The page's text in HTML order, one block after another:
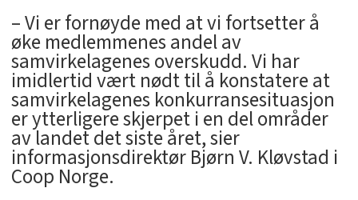
– Vi er fornøyde med at vi fortsetter å
øke medlemmenes andel av
samvirkelagenes overskudd. Vi har
imidlertid vært nødt til å konstatere at
samvirkelagenes konkurransesituasjon
er ytterligere skjerpet i en del områder
av landet det siste året, sier
informasjonsdirektør Bjørn V. Kløvstad i
Coop Norge.